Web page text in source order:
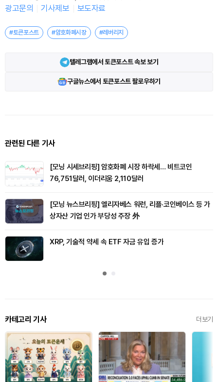
광고문의 기사제보 보도자료
#토큰포스트 #암호화폐시장 #레버리지
텔레그램에서 토큰포스트 속보 보기
구글뉴스에서 토큰포스트 팔로우하기
관련된 다른 기사
[모닝 시세브리핑] 암호화폐 시장 하락세… 비트코인
76,751달러, 이더리움 2,110달러
[모닝 뉴스브리핑] 엘리자베스 워런, 리플·코인베이스 등 가
상자산 기업 인가 부당성 주장 外
XRP, 기술적 약세 속 ETF 자금 유입 증가
카테고리 기사 더보기